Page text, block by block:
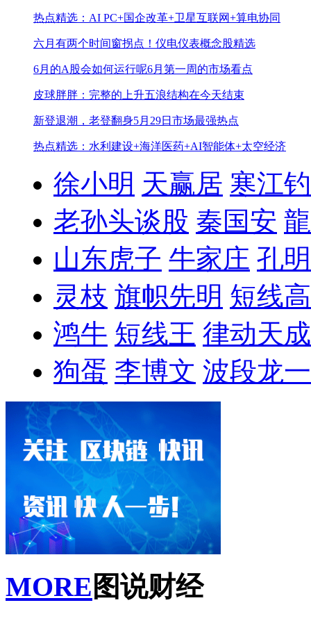
热点精选：AI PC+国企改革+卫星互联网+算电协同
六月有两个时间窗拐点！ 仪电仪表概念股精选
6月的A股会如何运行呢6月第一周的市场看点
皮球胖胖：完整的上升五浪结构在今天结束
新登退潮，老登翻身5月29日市场最强热点
热点精选：水利建设+海洋医药+AI智能体+太空经济
徐小明 天赢居 寒江
老孙头谈股 秦国安
山东虎子 牛家庄 孔
灵枝 旗帜先明 短线
鸿牛 短线王 律动天成
狗蛋 李博文 波段龙一
MORE 图说财经